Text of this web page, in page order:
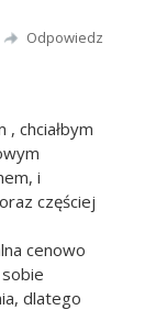
Odpowiedz
, chciałbym
i
częściej
cenowo
dlatego